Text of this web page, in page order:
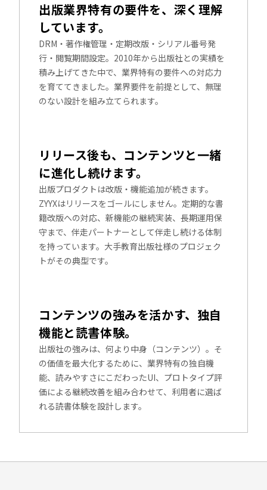
出版業界特有の要件を、深く理解
しています。
DRM・著作権管理・定期改版・シリアル番号発
行・閲覧期間設定。2010年から出版社との実績を
積み上げてきた中で、業界特有の要件への対応力
を育ててきました。業界要件を前提として、無理
のない設計を組み立てられます。
リリース後も、コンテンツと一緒
に進化し続けます。
出版プロダクトは改版・機能追加が続きます。
ZYYXはリリースをゴールにしません。定期的な書
籍改版への対応、新機能の継続実装、長期運用保
守まで、伴走パートナーとして伴走し続ける体制
を持っています。大手教育出版社様のプロジェク
トがその典型です。
コンテンツの強みを活かす、独自
機能と読書体験。
出版社の強みは、何より中身（コンテンツ）。そ
の価値を最大化するために、業界特有の独自機
能、読みやすさにこだわったUI、プロトタイプ評
価による継続改善を組み合わせて、利用者に選ば
れる読書体験を設計します。